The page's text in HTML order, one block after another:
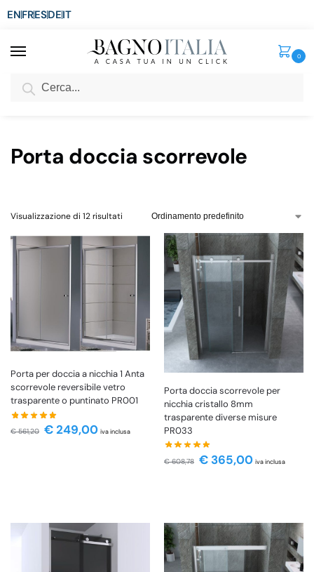
ENFRESDEIT
0
SCONTO del 3%
Porta doccia scorrevole
Visualizzazione di 12 risultati
Porta per doccia a nicchia 1 Anta
scorrevole reversibile vetro
trasparente o puntinato PR001
€561,20 €249,00 iva inclusa
Porta doccia scorrevole per
nicchia cristallo 8mm
trasparente diverse misure
PR033
€608,78 € 365,00 iva inclusa